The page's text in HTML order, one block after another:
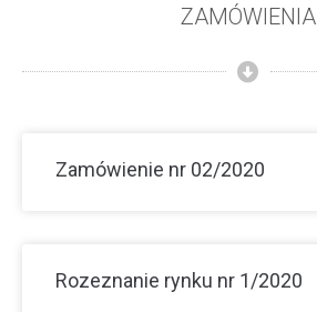
ZAMÓWIENIA
Zamówienie nr 02/2020
Rozeznanie rynku nr 1/2020